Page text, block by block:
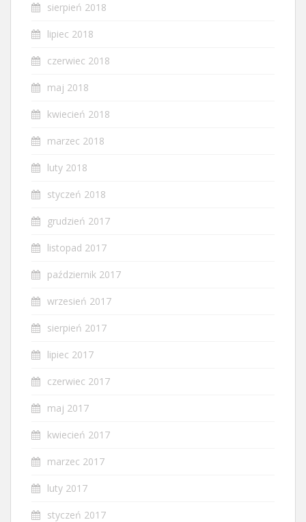
sierpień 2018
lipiec 2018
czerwiec 2018
maj 2018
kwiecień 2018
marzec 2018
luty 2018
styczeń 2018
grudzień 2017
listopad 2017
październik 2017
wrzesień 2017
sierpień 2017
lipiec 2017
czerwiec 2017
maj 2017
kwiecień 2017
marzec 2017
luty 2017
styczeń 2017